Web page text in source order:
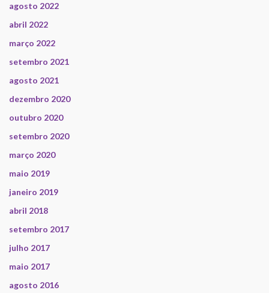
agosto 2022
abril 2022
março 2022
setembro 2021
agosto 2021
dezembro 2020
outubro 2020
setembro 2020
março 2020
maio 2019
janeiro 2019
abril 2018
setembro 2017
julho 2017
maio 2017
agosto 2016